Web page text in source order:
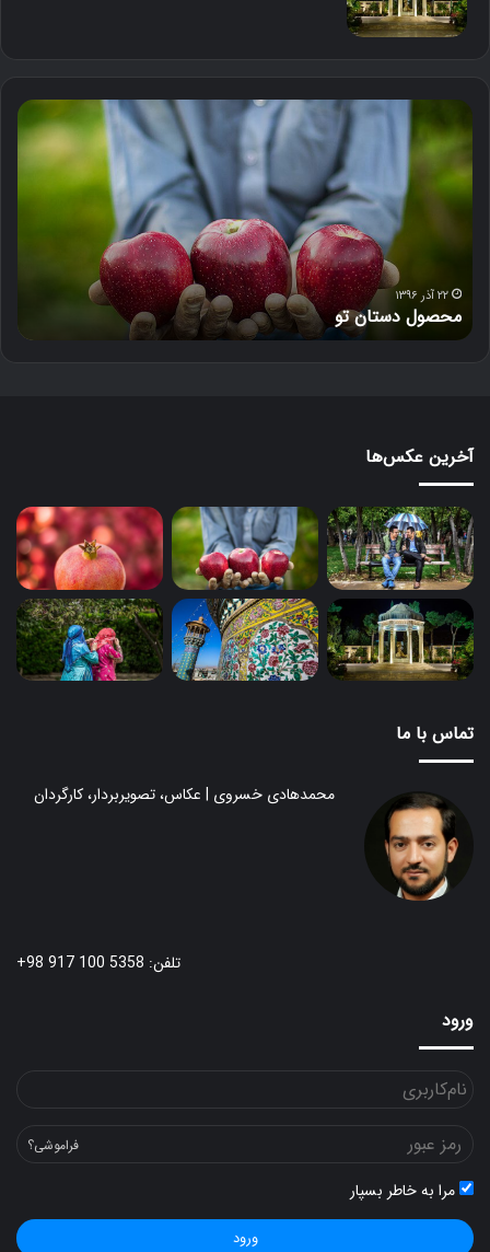
د
ل‌
خ
و
ن
۱۸ آذر ۱۳۹۶
دل‌خون
آخرین عکس‌ها
تماس با ما
محمدهادی خسروی | عکاس، تصویربردار، کارگردان
تلفن: 5358 100 917 98+
ورود
فراموشی؟
مرا به خاطر بسپار
ورود